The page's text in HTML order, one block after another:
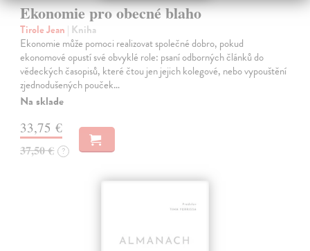
Ekonomie pro obecné blaho
Tirole Jean | Kniha
Ekonomie může pomoci realizovat společné dobro, pokud
ekonomové opustí své obvyklé role: psaní odborných článků do
vědeckých časopisů, které čtou jen jejich kolegové, nebo vypouštění
zjednodušených pouček…
Na sklade
33,75 €
37,50 € ?